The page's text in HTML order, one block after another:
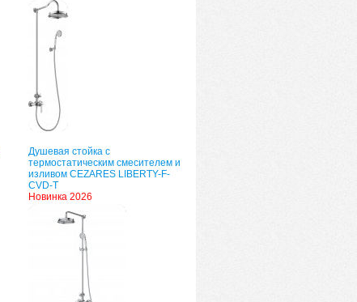
Душевая стойка с
термостатическим смесителем и
изливом CEZARES LIBERTY-F-
CVD-Т
Новинка 2026